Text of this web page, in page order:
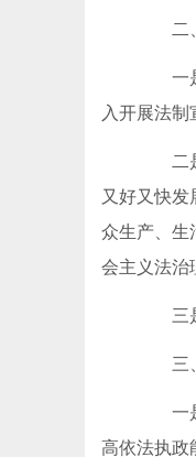
二、
一是
入开展法制
二是
又好又快
众生产、生
会主义法治
三是
三、
一是
高依法执政